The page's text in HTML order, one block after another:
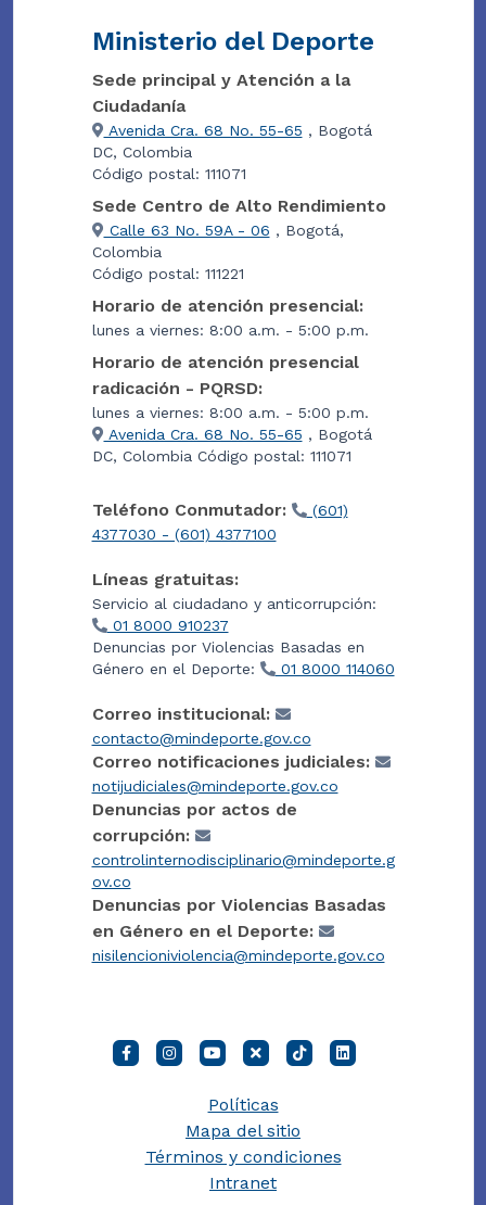
Ministerio del Deporte
Sede principal y Atención a la
Ciudadanía
Avenida Cra. 68 No. 55-65 , Bogotá
DC, Colombia
Código postal: 111071
Sede Centro de Alto Rendimiento
Calle 63 No. 59A - 06 , Bogotá,
Colombia
Código postal: 111221
Horario de atención presencial:
lunes a viernes: 8:00 a.m. - 5:00 p.m.
Horario de atención presencial
radicación - PQRSD:
lunes a viernes: 8:00 a.m. - 5:00 p.m.
Avenida Cra. 68 No. 55-65 , Bogotá
DC, Colombia Código postal: 111071
Teléfono Conmutador:
(601)
4377030 - (601) 4377100
Líneas gratuitas:
Servicio al ciudadano y anticorrupción:
01 8000 910237
Denuncias por Violencias Basadas en
Género en el Deporte:
01 8000 114060
Correo institucional:
contacto@mindeporte.gov.co
Correo notificaciones judiciales:
notijudiciales@mindeporte.gov.co
Denuncias por actos de
corrupción:
controlinternodisciplinario@mindeporte.g
ov.co
Denuncias por Violencias Basadas
en Género en el Deporte:
nisilencioniviolencia@mindeporte.gov.co
Políticas
Mapa del sitio
Términos y condiciones
Intranet